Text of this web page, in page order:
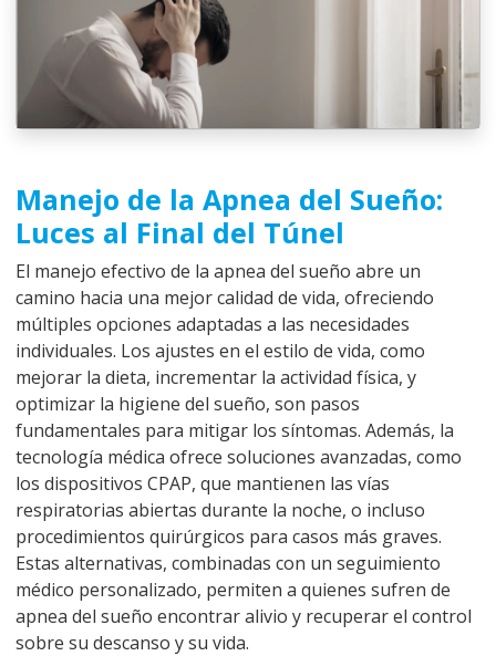
Manejo de la Apnea del Sueño:
Luces al Final del Túnel
El manejo efectivo de la apnea del sueño abre un
camino hacia una mejor calidad de vida, ofreciendo
múltiples opciones adaptadas a las necesidades
individuales. Los ajustes en el estilo de vida, como
mejorar la dieta, incrementar la actividad física, y
optimizar la higiene del sueño, son pasos
fundamentales para mitigar los síntomas. Además, la
tecnología médica ofrece soluciones avanzadas, como
los dispositivos CPAP, que mantienen las vías
respiratorias abiertas durante la noche, o incluso
procedimientos quirúrgicos para casos más graves.
Estas alternativas, combinadas con un seguimiento
médico personalizado, permiten a quienes sufren de
apnea del sueño encontrar alivio y recuperar el control
sobre su descanso y su vida.